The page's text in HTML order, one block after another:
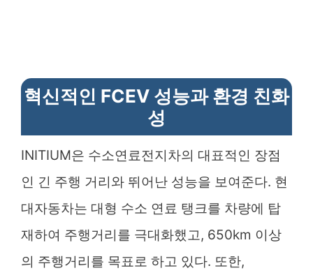
혁신적인 FCEV 성능과 환경 친화
성
INITIUM은 수소연료전지차의 대표적인 장점
인 긴 주행 거리와 뛰어난 성능을 보여준다. 현
대자동차는 대형 수소 연료 탱크를 차량에 탑
재하여 주행거리를 극대화했고, 650km 이상
의 주행거리를 목표로 하고 있다. 또한,